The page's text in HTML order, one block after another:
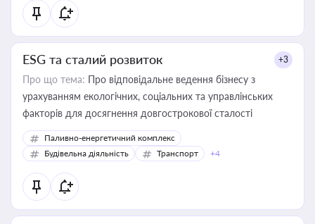
ESG та сталий розвиток +3
Про що тема: Про відповідальне ведення бізнесу з
урахуванням екологічних, соціальних та управлінських
факторів для досягнення довгострокової сталості
Паливно-енергетичний комплекс
Будівельна діяльність
Транспорт +4